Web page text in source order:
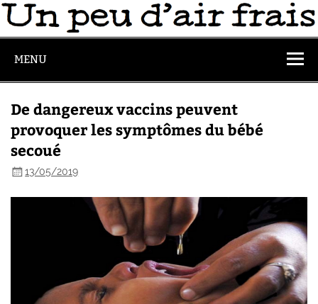
MENU
De dangereux vaccins peuvent
provoquer les symptômes du bébé
secoué
13/05/2019